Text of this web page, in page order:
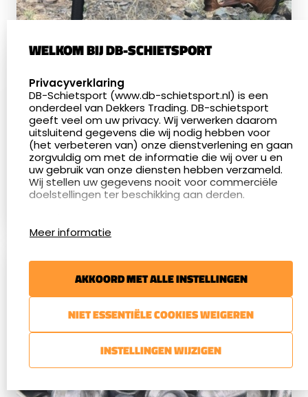
HOE VER SCHIET JE MET EEN LUCHTBUKS?
Deze vragen krijgen wij met enige
regelmaat: “Hoe ver schiet je met een
luchtbuks”? En ook: “Met welkeluchtbuks
schiet je het verst?” Hier gaan wij u
uitgebreid het een en ander over
LEES MEER
WELKOM BIJ DB-SCHIETSPORT
SELECT LANGUAGE
Privacyverklaring
DB-Schietsport (www.db-schietsport.nl) is een
onderdeel van Dekkers Trading. DB-schietsport
geeft veel om uw privacy. Wij verwerken daarom
uitsluitend gegevens die wij nodig hebben voor
(het verbeteren van) onze dienstverlening en gaan
zorgvuldig om met de informatie die wij over u en
uw gebruik van onze diensten hebben verzameld.
Wij stellen uw gegevens nooit voor commerciële
doelstellingen ter beschikking aan derden.
website gebruiken en hoe effectief de Adwords-
advertenties van Dekkers trading bij Google
zoekresultaatpagina’s zijn. De aldus verkregen
informatie wordt, met inbegrip van het adres van
uw computer (IP-adres), overgebracht naar en
Verenigde Staten. Lees het privacybeleid van
Google voor meer informatie. U treft ook het
Google gebruikt deze informatie om bij te houden
Meer informatie
AKKOORD MET ALLE INSTELLINGEN
NIET ESSENTIËLE COOKIES WEIGEREN
INSTELLINGEN WIJZIGEN